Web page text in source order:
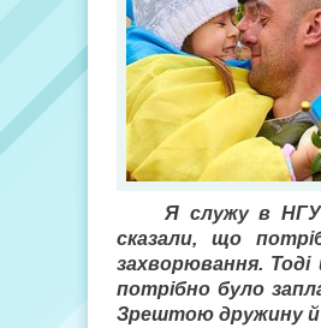
Я служу в НГУ
сказали, що
захворювання.
потрібно було
Зрештою дружину й